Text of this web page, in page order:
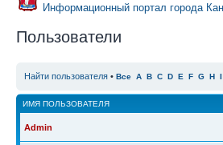
Информационный портал города
Пользователи
Найти пользователя • Все A B C D E F G H I
ИМЯ ПОЛЬЗОВАТЕЛЯ
Admin